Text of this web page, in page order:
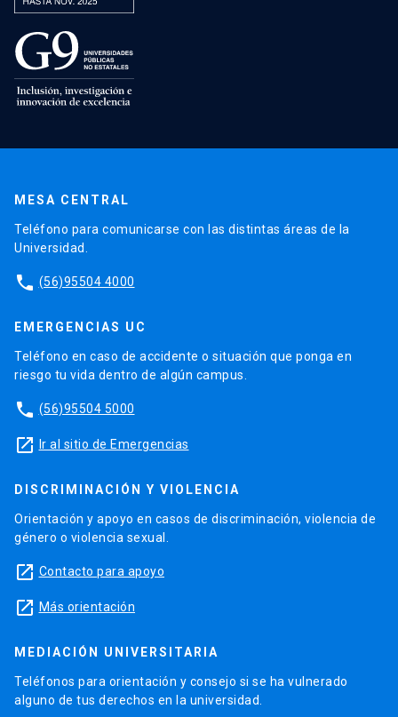
MESA CENTRAL
Teléfono para comunicarse con las distintas áreas de la
Universidad.
phone (56)95504 4000
EMERGENCIAS UC
Teléfono en caso de accidente o situación que ponga en
riesgo tu vida dentro de algún campus.
phone (56)95504 5000
launch Ir al sitio de Emergencias
DISCRIMINACIÓN Y VIOLENCIA
Orientación y apoyo en casos de discriminación, violencia de
género o violencia sexual.
launch Contacto para apoyo
launch Más orientación
MEDIACIÓN UNIVERSITARIA
Teléfonos para orientación y consejo si se ha vulnerado
alguno de tus derechos en la universidad.